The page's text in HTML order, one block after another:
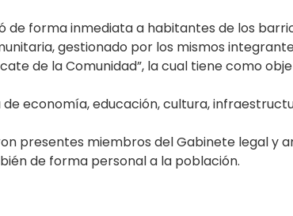
de forma inmediata a habitantes de los
gestionado por los mismos
de la Comunidad”, la cual tiene como
economía, educación, cultura,
presentes miembros del Gabinete legal y
de forma personal a la población.